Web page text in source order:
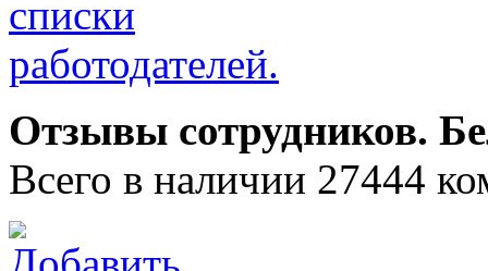
Отзывы сотрудников.
Всего в наличии 27444